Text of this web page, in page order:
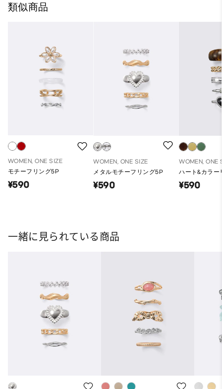
類似商品
WOMEN, ONE SIZE
モチーフリング5P
¥590
WOMEN, ONE SIZE
メタルモチーフリング5P
¥590
WOMEN, ONE
ハート&カラー
¥590
一緒に見られている商品